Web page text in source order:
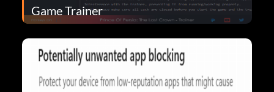
Game Trainer